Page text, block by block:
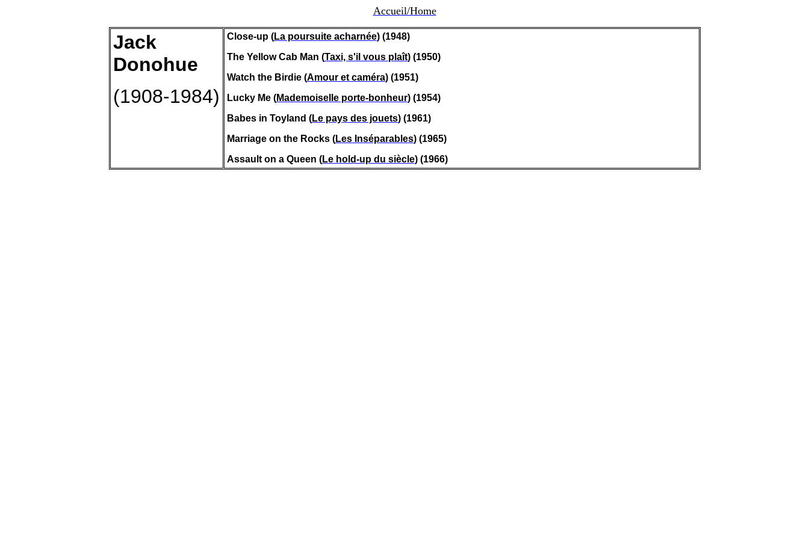
Accueil/Home
Jack
Donohue
(1908-1984)
Close-up (La poursuite acharnée) (1948)
The Yellow Cab Man (Taxi, s'il vous plaît) (1950)
Watch the Birdie (Amour et caméra) (1951)
Lucky Me (Mademoiselle porte-bonheur) (1954)
Babesin Toyland (Le pays des jouets) (1961)
Marriageon the Rocks (Les Inséparables) (1965)
Assaulton a Queen (Le hold-up du siècle) (1966)